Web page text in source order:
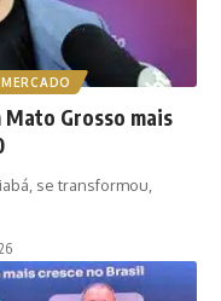
Grosso mais
se transformou,